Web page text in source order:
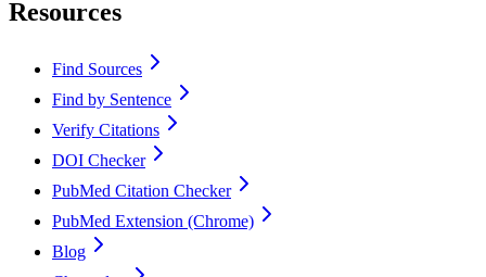
Resources
Find Sources
Find by Sentence
Verify Citations
DOI Checker
PubMed Citation Checker
PubMed Extension (Chrome)
Blog